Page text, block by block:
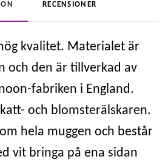
RECENSIONER
kvalitet. Materialet är
och den är tillverkad av
fabriken i England.
och blomsterälskaren.
hela muggen och består
vit bringa på ena sidan